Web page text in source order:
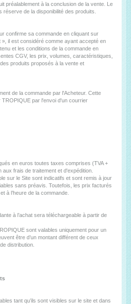
préalablement à la conclusion de la vente. Le
de la disponibilité des produits.
confirme sa commande en cliquant sur
», il est considéré comme ayant accepté en
et les conditions de la commande en
CGV, les prix, volumes, caractéristiques,
produits proposés à la vente et
de la commande par l'Acheteur. Cette
par l'envoi d'un courrier
en euros toutes taxes comprises (TVA +
frais de traitement et d'expédition.
sur le Site sont indicatifs et sont remis à jour
sans préavis. Toutefois, les prix facturés
à l’heure de la commande.
à l’achat sera téléchargeable à partir de
sont valables uniquement pour un
être d’un montant différent de ceux
distribution.
tant qu’ils sont visibles sur le site et dans